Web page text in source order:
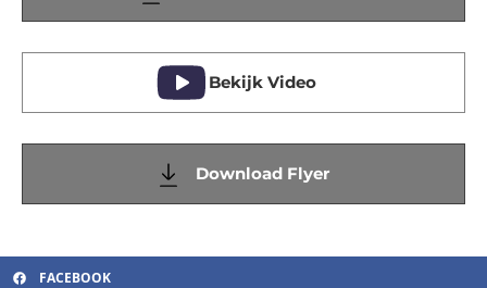
Bekijk Video
Download Flyer
FACEBOOK